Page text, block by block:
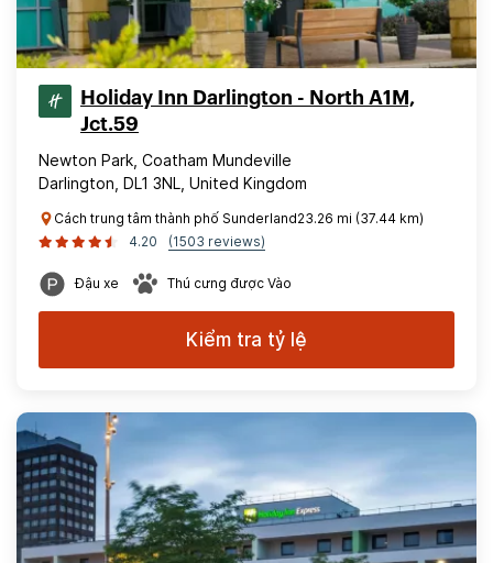
Holiday Inn Darlington - North A1M,
Jct.59
Newton Park, Coatham Mundeville
Darlington, DL1 3NL, United Kingdom
Cách trung tâm thành phố Sunderland23.26 mi (37.44 km)
4.20
(1503 reviews)
Đậu xe Thú cưng được Vào
Kiểm tra tỷ lệ